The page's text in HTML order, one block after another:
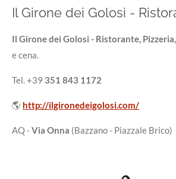
Il Girone dei Golosi -
Il Girone dei Golosi - Ristorante,
e cena.
Tel. +39 351 843 1172
🌎 http://ilgironedeigolosi.com/
AQ -Via Onna (Bazzano - Piazzale Brico)